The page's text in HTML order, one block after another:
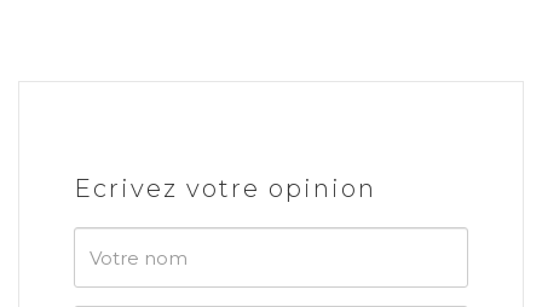
Ecrivez votre opinion
Votre
nom